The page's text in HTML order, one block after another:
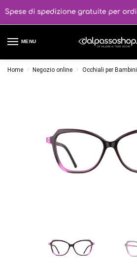
MENU
Home / Negozio online / Occhiali per Bambini